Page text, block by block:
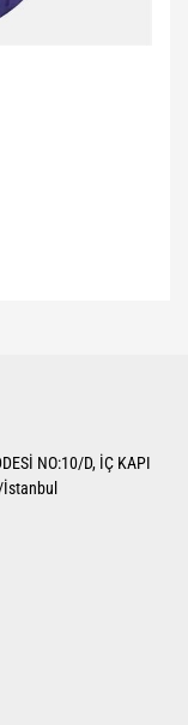
NO:10/D, İÇ KAPI